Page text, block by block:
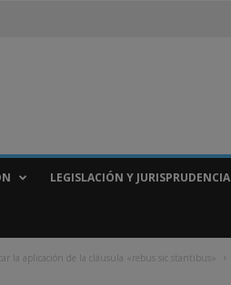
LEGISLACIÓN Y JURISPRUDENCIA
la aplicación de la cláusula «rebus sic stantibus»